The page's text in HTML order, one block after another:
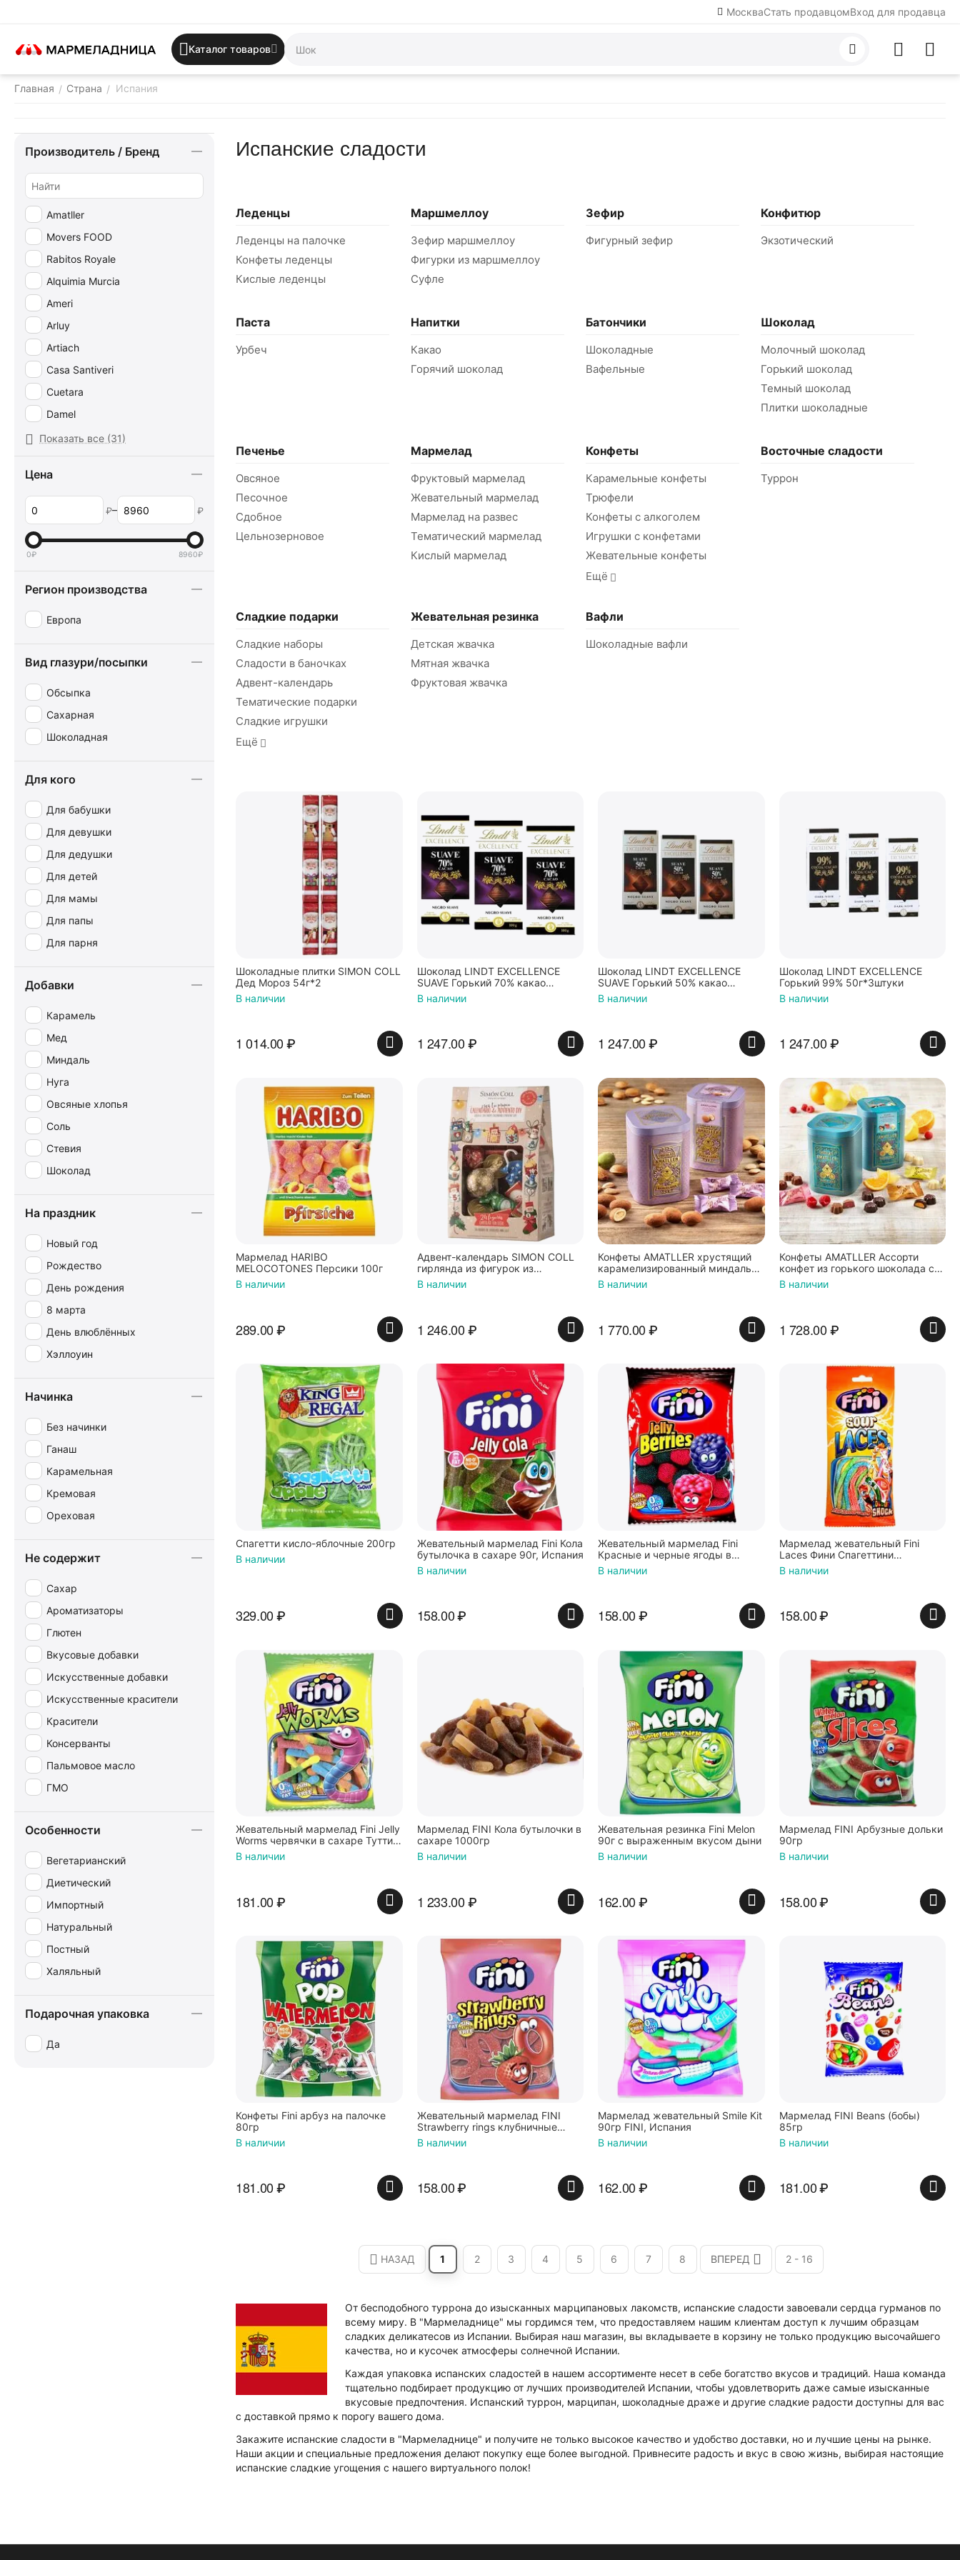
МоскваСтать продавцомВход для продавца
Каталог товаров
Главная / Страна / Испания
Испанские сладости
От бесподобного туррона до изысканных марципановых лакомств, испанские сладости завоевали сердца гурманов по
всему миру. В "Мармеладнице" мы гордимся тем, что предоставляем нашим клиентам доступ к лучшим образцам
сладких деликатесов из Испании. Выбирая наш магазин, вы вкладываете в корзину не только продукцию высочайшего
качества, но и кусочек атмосферы солнечной Испании.
Каждая упаковка испанских сладостей в нашем ассортименте несет в себе богатство вкусов и традиций. Наша команда
тщательно подбирает продукцию от лучших производителей Испании, чтобы удовлетворить даже самые изысканные
вкусовые предпочтения. Испанский туррон, марципан, шоколадные драже и другие сладкие радости доступны для вас
с доставкой прямо к порогу вашего дома.
Закажите испанские сладости в "Мармеладнице" и получите не только высокое качество и удобство доставки, но и лучшие цены на рынке.
Наши акции и специальные предложения делают покупку еще более выгодной. Привнесите радость и вкус в свою жизнь, выбирая настоящие
испанские сладкие угощения с нашего виртуального полок!
Леденцы
Леденцы на палочке
Конфеты леденцы
Кислые леденцы
Маршмеллоу
Зефир маршмеллоу
Фигурки из маршмеллоу
Суфле
Зефир
Фигурный зефир
Конфитюр
Экзотический
Паста
Урбеч
Напитки
Какао
Горячий шоколад
Батончики
Шоколадные
Вафельные
Шоколад
Молочный шоколад
Горький шоколад
Темный шоколад
Плитки шоколадные
Печенье
Овсяное
Песочное
Сдобное
Цельнозерновое
Мармелад
Фруктовый мармелад
Жевательный мармелад
Мармелад на развес
Тематический мармелад
Кислый мармелад
Конфеты
Карамельные конфеты
Трюфели
Конфеты с алкоголем
Игрушки с конфетами
Жевательные конфеты
Ещё
Восточные сладости
Туррон
Сладкие подарки
Сладкие наборы
Сладости в баночках
Адвент-календарь
Тематические подарки
Сладкие игрушки
Ещё
Жевательная резинка
Детская жвачка
Мятная жвачка
Фруктовая жвачка
Вафли
Шоколадные вафли
Шоколадные плитки SIMON COLL
Дед Мороз 54г*2
В наличии
1 014.00₽
Шоколад LINDT EXCELLENCE
SUAVE Горький 70% какао
МЯГКИЙ 100г*3штуки
В наличии
1 247.00₽
Шоколад LINDT EXCELLENCE
SUAVE Горький 50% какао
МЯГКИЙ 100г*3штуки
В наличии
1 247.00₽
Шоколад LINDT EXCELLENCE
Горький 99% 50г*3штуки
В наличии
1 247.00₽
Мармелад HARIBO
MELOCOTONES Персики 100г
В наличии
289.00₽
Адвент-календарь SIMON COLL
гирлянда из фигурок из
молочного шоколада 215г
В наличии
1 246.00₽
Конфеты AMATLLER хрустящий
карамелизированный миндаль
"Amatllons" БЕЗ ГЛЮТЕНА 100г
В наличии
1 770.00₽
Конфеты AMATLLER Ассорти
конфет из горького шоколада с
фруктовыми начинками БЕЗ
ГЛЮТЕНА 108г
В наличии
1 728.00₽
Спагетти кисло-яблочные 200гр
В наличии
329.00₽
Жевательный мармелад Fini Кола
бутылочка в сахаре 90г, Испания
В наличии
158.00₽
Жевательный мармелад Fini
Красные и черные ягоды в
обсыпке 90г, Испания
В наличии
158.00₽
Мармелад жевательный Fini
Laces Фини Спагеттини
Подсахаренные 85г, Испания
В наличии
158.00₽
Жевательный мармелад Fini Jelly
Worms червячки в сахаре Тутти
Фрутти 90 г, Испания
В наличии
181.00₽
Мармелад FINI Кола бутылочки в
сахаре 1000гр
В наличии
1 233.00₽
Жевательная резинка Fini Melon
90г с выраженным вкусом дыни
В наличии
162.00₽
Мармелад FINI Арбузные дольки
90гр
В наличии
158.00₽
Конфеты Fini арбуз на палочке
80гр
В наличии
181.00₽
Жевательный мармелад FINI
Strawberry rings клубничные
кольца 100г, Испания
В наличии
158.00₽
Мармелад жевательный Smile Kit
90гр FINI, Испания
В наличии
162.00₽
Мармелад FINI Beans (бобы)
85гр
В наличии
181.00₽
НАЗАД 1 2 3 4 5 6 7 8 ВПЕРЕД 2 - 16
Производитель / Бренд
Amatller
Movers FOOD
Rabitos Royale
Alquimia Murcia
Ameri
Arluy
Artiach
Casa Santiveri
Cuetara
Damel
Delaviuda
Fini
Galletas Asinez
Haribo
Kidsmania
King Regal
Oreo
Trident
Вкусная помощь
Helios
Gullon
Simon Coll
Показать все (31)
Цена
₽– ₽
0₽ 8960₽
Регион производства
Европа
Вид глазури/посыпки
Обсыпка
Сахарная
Шоколадная
Для кого
Для бабушки
Для девушки
Для дедушки
Для детей
Для мамы
Для папы
Для парня
Добавки
Карамель
Мед
Миндаль
Нуга
Овсяные хлопья
Соль
Стевия
Шоколад
На праздник
Новый год
Рождество
День рождения
8 марта
День влюблённых
Хэллоуин
Начинка
Без начинки
Ганаш
Карамельная
Кремовая
Ореховая
Не содержит
Сахар
Ароматизаторы
Глютен
Вкусовые добавки
Искусственные добавки
Искусственные красители
Красители
Консерванты
Пальмовое масло
ГМО
Особенности
Вегетарианский
Диетический
Импортный
Натуральный
Постный
Халяльный
Подарочная упаковка
Да